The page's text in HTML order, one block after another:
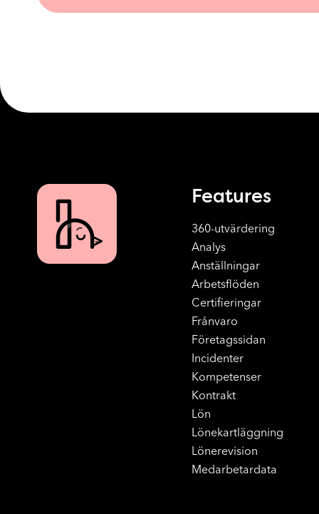
Features
360-utvärdering
Analys
Anställningar
Arbetsflöden
Certifieringar
Frånvaro
Företagssidan
Incidenter
Kompetenser
Kontrakt
Lön
Lönekartläggning
Lönerevision
Medarbetardata